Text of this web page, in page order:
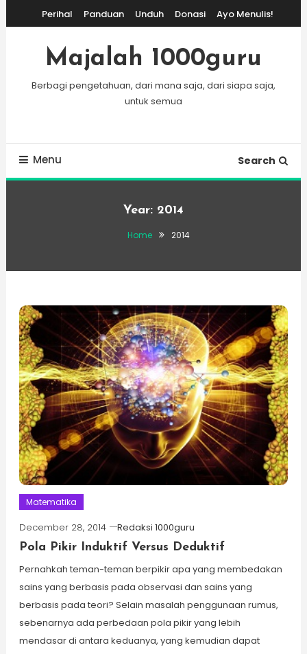
To
Content
Perihal Panduan Unduh Donasi Ayo Menulis!
Majalah 1000guru
Berbagi pengetahuan, dari mana saja, dari siapa saja,
untuk semua
Menu Search
Year: 2014
Home 2014
Matematika
December 28, 2014
Redaksi 1000guru
Pola Pikir Induktif Versus Deduktif
Pernahkah teman-teman berpikir apa yang membedakan
sains yang berbasis pada observasi dan sains yang
berbasis pada teori? Selain masalah penggunaan rumus,
sebenarnya ada perbedaan pola pikir yang lebih
mendasar di antara keduanya, yang kemudian dapat